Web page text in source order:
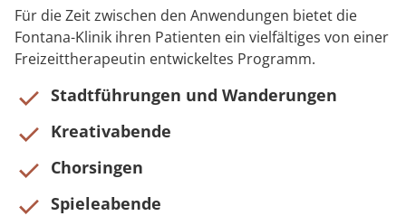
Für die Zeit zwischen den Anwendungen bietet die
Fontana-Klinik ihren Patienten ein vielfältiges von einer
Freizeittherapeutin entwickeltes Programm.
Stadtführungen und Wanderungen
Kreativabende
Chorsingen
Spieleabende